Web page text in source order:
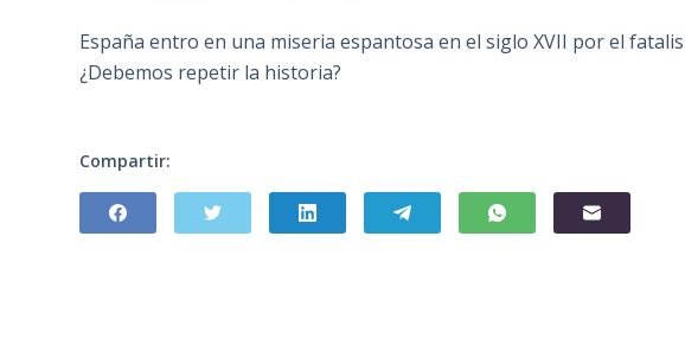
España entro en una miseria espantosa en el siglo XVII por el
¿Debemos repetir la historia?
Compartir: